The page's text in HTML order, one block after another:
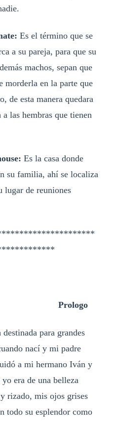
Es el término que se
a su pareja, para que su
machos, sepan que
morderla en la parte que
de esta manera quedara
las hembras que tienen
Es la casa donde
su familia, ahí se localiza
lugar de reuniones
para grandes
nací y mi padre
a mi hermano Iván y
era de una belleza
rizado, mis ojos grises
todo su esplendor como